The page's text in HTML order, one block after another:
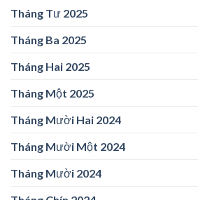
Tháng Tư 2025
Tháng Ba 2025
Tháng Hai 2025
Tháng Một 2025
Tháng Mười Hai 2024
Tháng Mười Một 2024
Tháng Mười 2024